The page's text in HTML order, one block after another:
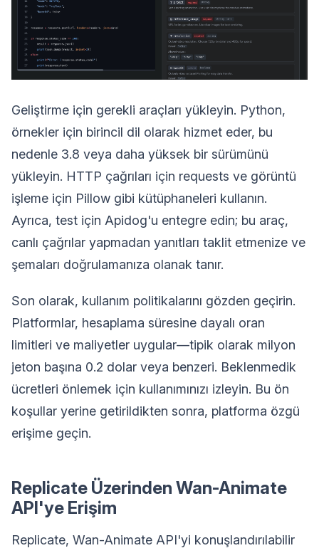
Geliştirme için gerekli araçları yükleyin. Python,
örnekler için birincil dil olarak hizmet eder, bu
nedenle 3.8 veya daha yüksek bir sürümünü
yükleyin. HTTP çağrıları için requests ve görüntü
işleme için Pillow gibi kütüphaneleri kullanın.
Ayrıca, test için Apidog'u entegre edin; bu araç,
canlı çağrılar yapmadan yanıtları taklit etmenize ve
şemaları doğrulamanıza olanak tanır.
Son olarak, kullanım politikalarını gözden geçirin.
Platformlar, hesaplama süresine dayalı oran
limitleri ve maliyetler uygular—tipik olarak milyon
jeton başına 0.2 dolar veya benzeri. Beklenmedik
ücretleri önlemek için kullanımınızı izleyin. Bu ön
koşullar yerine getirildikten sonra, platforma özgü
erişime geçin.
Replicate Üzerinden Wan-Animate
API'ye Erişim
Replicate, Wan-Animate API'yi konuşlandırılabilir